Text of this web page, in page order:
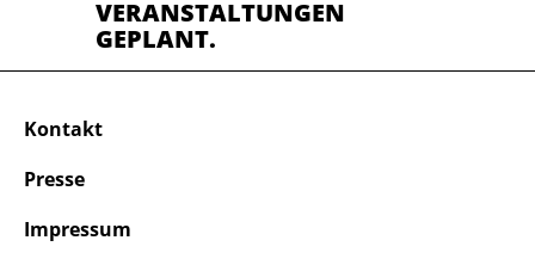
VERANSTALTUNGEN
GEPLANT.
Kontakt
Presse
Impressum